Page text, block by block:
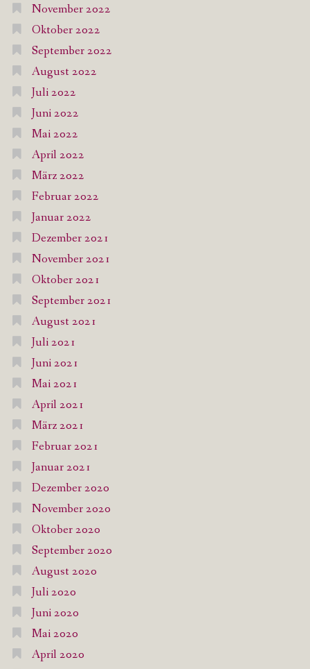
November 2022
Oktober 2022
September 2022
August 2022
Juli 2022
Juni 2022
Mai 2022
April 2022
März 2022
Februar 2022
Januar 2022
Dezember 2021
November 2021
Oktober 2021
September 2021
August 2021
Juli 2021
Juni 2021
Mai 2021
April 2021
März 2021
Februar 2021
Januar 2021
Dezember 2020
November 2020
Oktober 2020
September 2020
August 2020
Juli 2020
Juni 2020
Mai 2020
April 2020